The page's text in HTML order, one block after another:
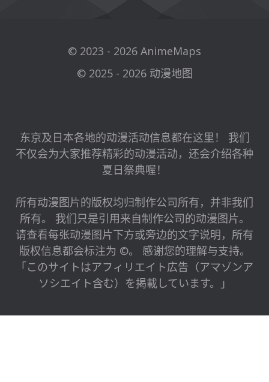
© 2023 - 2026 AnimeMaps
© 2025 - 2026 动漫地图
东京及日本各地的动漫活动信息都在这里！ 我们
不仅会为大家推荐精彩的动漫活动，还会介绍各种
夏日祭典喔！
所有动漫图片的版权均归制作公司所有，并非我们
所有。 我们只是引用来自制作公司的动漫图片。
请查看每张动漫图片下方或旁边的文字说明，所有
版权信息都会标注为 ©。 感谢您的理解与支持。
「このサイトはアフィリエイト広告（アマゾンア
ソシエイト含む）を掲載しています。」